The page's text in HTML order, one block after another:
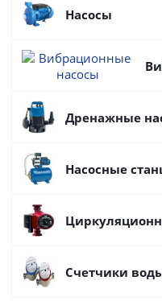
Насосы
Дренажные
Насосные
Счетчики